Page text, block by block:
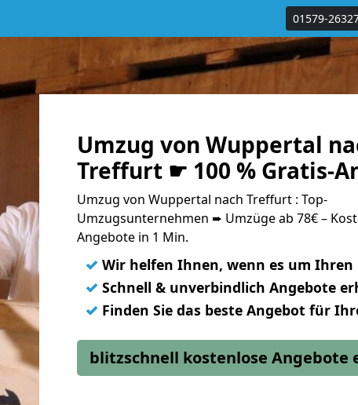
01579-
Umzug von Wuppertal
Treffurt ☛ 100 % Gratis-
Umzug von Wuppertal nach Treffurt : Top-
Umzugsunternehmen ➨ Umzüge ab 78€ –
Angebote in 1 Min.
✓ Wir helfen Ihnen, wenn es um Ihren
✓ Schnell & unverbindlich Angebote
✓ Finden Sie das beste Angebot für
blitzschnell kostenlose Angebote